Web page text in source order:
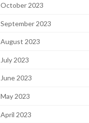
October 2023
September 2023
August 2023
July 2023
June 2023
May 2023
April 2023